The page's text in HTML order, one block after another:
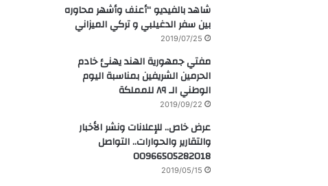
شاهد بالفيديو “أعنف وأشهر محاوره
بين سفر الدغيلبي و تركي الميزاني
2019/07/25
مفتي جمهورية الهند يهنئ خادم
الحرمين الشريفين بمناسبة اليوم
الوطني الـ ٨٩ للمملكة
2019/09/22
عرض خاص.. للإعلانات ونشر الأخبار
والتقارير والحوارات.. التواصل
00966505282018
2019/05/15